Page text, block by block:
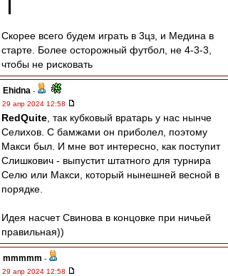
Скорее всего будем играть в 3цз, и Медина в
старте. Более осторожный футбол, не 4-3-3,
чтобы не рисковать
Ehidna -
29 апр 2024 12:58
RedQuite , так кубковый вратарь у нас нынче
Селихов. С бамжами он приболел, поэтому
Макси был. И мне вот интересно, как поступит
Слишкович - выпустит штатного для турнира
Селю или Макси, который нынешней весной в
порядке.
Идея насчет Свинова в концовке при ничьей
правильная))
mmmmm -
29 апр 2024 12:58